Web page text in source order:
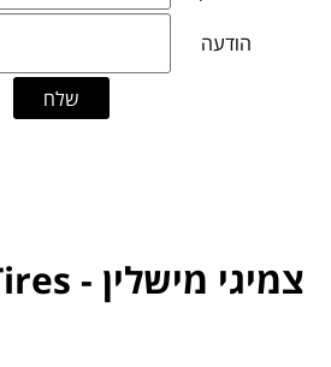
צמיגי מישלין - Michelin Tires